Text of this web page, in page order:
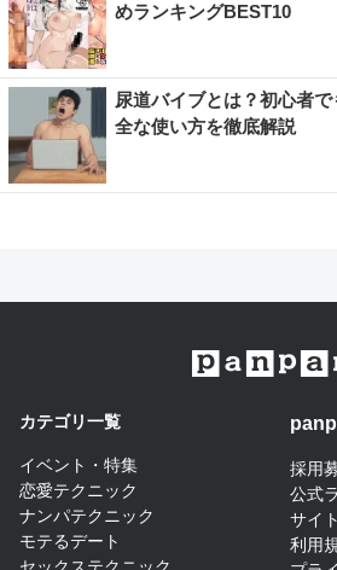
めランキングBEST10
尿道バイブとは？初心者
全な使い方を徹底解説
カテゴリ一覧
イベント・特集
恋愛テクニック
ナンパテクニック
モテるデート
採用
公式
サイ
利用